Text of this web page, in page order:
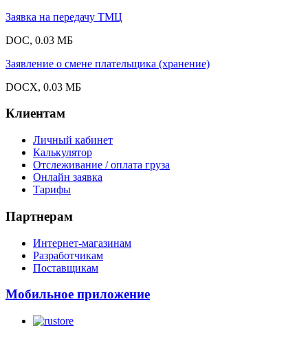
Заявка на передачу ТМЦ
DOC, 0.03 МБ
Заявление о смене плательщика (хранение)
DOCX, 0.03 МБ
Клиентам
Личный кабинет
Калькулятор
Отслеживание / оплата груза
Онлайн заявка
Тарифы
Партнерам
Интернет-магазинам
Разработчикам
Поставщикам
Мобильное приложение